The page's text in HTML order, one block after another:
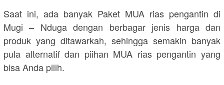
Saat ini, ada banyak Paket MUA rias pengantin di
Mugi – Nduga dengan berbagar jenis harga dan
produk yang ditawarkah, sehingga semakin banyak
pula alternatif dan piihan MUA rias pengantin yang
bisa Anda pilih.